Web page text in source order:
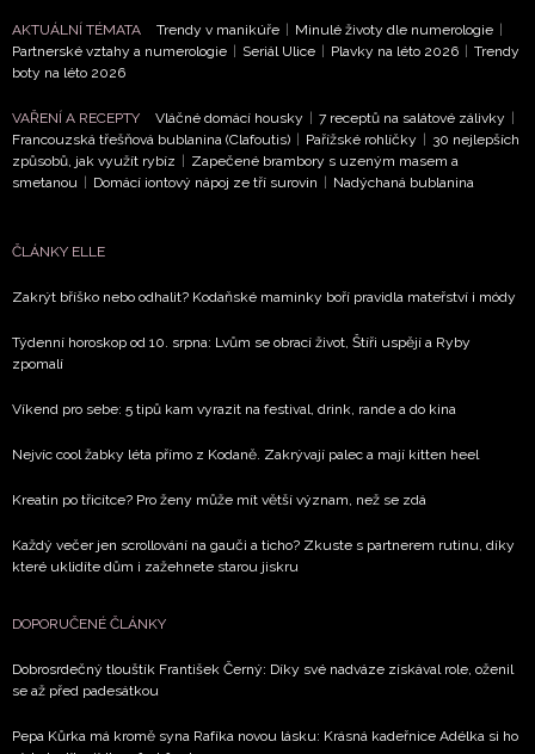
AKTUÁLNÍ TÉMATA Trendy v manikúře | Minulé životy dle numerologie |
Partnerské vztahy a numerologie | Seriál Ulice | Plavky na léto 2026 | Trendy
boty na léto 2026
VAŘENÍ A RECEPTY Vláčné domácí housky | 7 receptů na salátové zálivky |
Francouzská třešňová bublanina (Clafoutis) | Pařížské rohlíčky | 30 nejlepších
způsobů, jak využít rybíz | Zapečené brambory s uzeným masem a
smetanou | Domácí iontový nápoj ze tří surovin | Nadýchaná bublanina
ČLÁNKY ELLE
Zakrýt bříško nebo odhalit? Kodaňské maminky boří pravidla mateřství i módy
Týdenní horoskop od 10. srpna: Lvům se obrací život, Štíři uspějí a Ryby
zpomalí
Víkend pro sebe: 5 tipů kam vyrazit na festival, drink, rande a do kina
Nejvíc cool žabky léta přímo z Kodaně. Zakrývají palec a mají kitten heel
Kreatin po třicítce? Pro ženy může mít větší význam, než se zdá
Každý večer jen scrollování na gauči a ticho? Zkuste s partnerem rutinu, díky
které uklidíte dům i zažehnete starou jiskru
DOPORUČENÉ ČLÁNKY
Dobrosrdečný tlouštík František Černý: Díky své nadváze získával role, oženil
se až před padesátkou
Pepa Kůrka má kromě syna Rafíka novou lásku: Krásná kadeřnice Adélka si ho